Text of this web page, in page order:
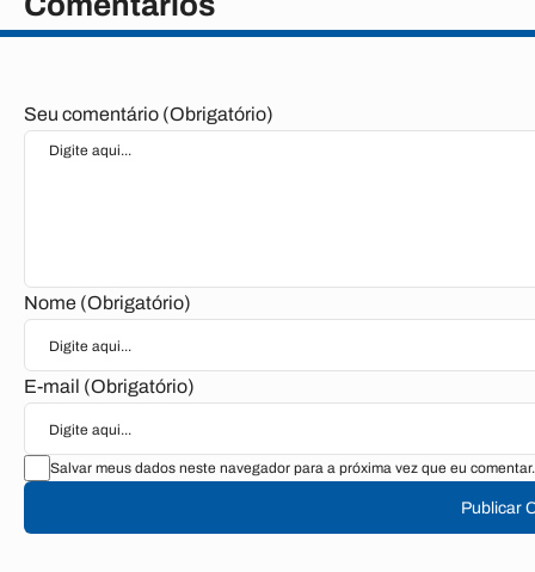
Seu comentário (Obrigatório)
Nome (Obrigatório)
E-mail (Obrigatório)
Salvar meus dados neste navegador para a próxima vez que eu comentar.
Publicar